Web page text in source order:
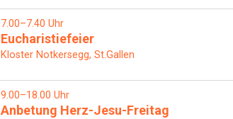
7.00–7.40 Uhr
Eucharistiefeier
Kloster Notkersegg, St.Gallen
9.00–18.00 Uhr
Anbetung Herz-Jesu-Freitag